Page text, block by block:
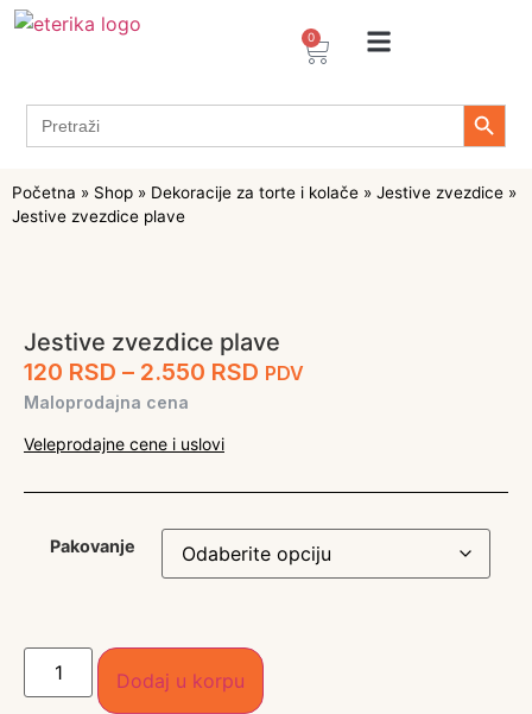
0
Search
for:
Search
Početna » Shop » Dekoracije za torte i kolače » Jestive zvezdice »
Jestive zvezdice plave
Jestive zvezdice plave
120 RSD – 2.550 RSD PDV
Maloprodajna cena
Veleprodajne cene i uslovi
Pakovanje
Dodaj u korpu